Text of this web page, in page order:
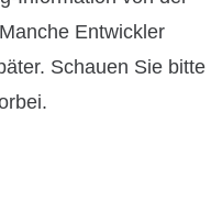
Entwickler
Schauen Sie bitte